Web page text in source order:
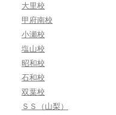
大里校
甲府南校
小瀬校
塩山校
昭和校
石和校
双葉校
ＳＳ（山梨）